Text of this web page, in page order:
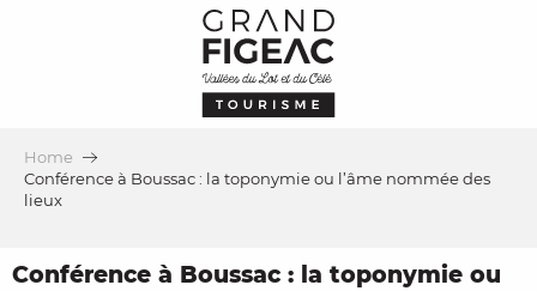
Home
Conférence à Boussac : la toponymie ou l’âme nommée des
lieux
Conférence à Boussac : la toponymie ou